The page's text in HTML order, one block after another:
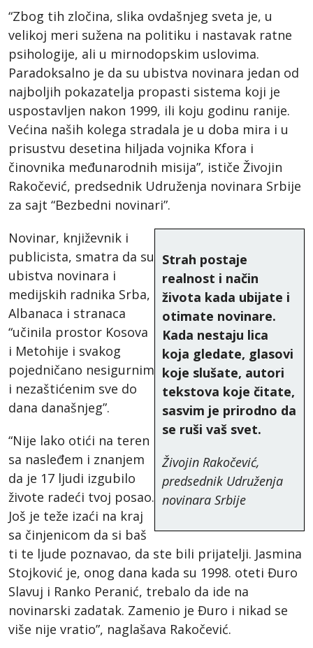
“Zbog tih zločina, slika ovdašnjeg sveta je, u
velikoj meri sužena na politiku i nastavak ratne
psihologije, ali u mirnodopskim uslovima.
Paradoksalno je da su ubistva novinara jedan od
najboljih pokazatelja propasti sistema koji je
uspostavljen nakon 1999, ili koju godinu ranije.
Većina naših kolega stradala je u doba mira i u
prisustvu desetina hiljada vojnika Kfora i
činovnika međunarodnih misija”, ističe Živojin
Rakočević, predsednik Udruženja novinara Srbije
za sajt “Bezbedni novinari”.
Strah postaje
realnost i način
života kada ubijate i
otimate novinare.
Kada nestaju lica
koja gledate, glasovi
koje slušate, autori
tekstova koje čitate,
sasvim je prirodno da
se ruši vaš svet.
Živojin Rakočević,
predsednik Udruženja
novinara Srbije
Novinar, književnik i
publicista, smatra da su
ubistva novinara i
medijskih radnika Srba,
Albanaca i stranaca
“učinila prostor Kosova
i Metohije i svakog
pojedničano nesigurnim
i nezaštićenim sve do
dana današnjeg”.
“Nije lako otići na teren
sa nasleđem i znanjem
da je 17 ljudi izgubilo
živote radeći tvoj posao.
Još je teže izaći na kraj
sa činjenicom da si baš
ti te ljude poznavao, da ste bili prijatelji. Jasmina
Stojković je, onog dana kada su 1998. oteti Đuro
Slavuj i Ranko Peranić, trebalo da ide na
novinarski zadatak. Zamenio je Đuro i nikad se
više nije vratio”, naglašava Rakočević.